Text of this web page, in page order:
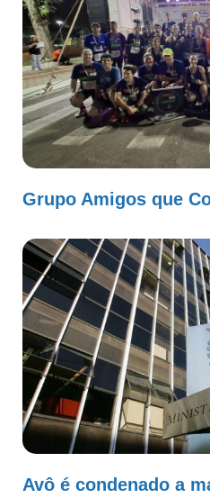
Grupo Amigos que
Avô é condenado a